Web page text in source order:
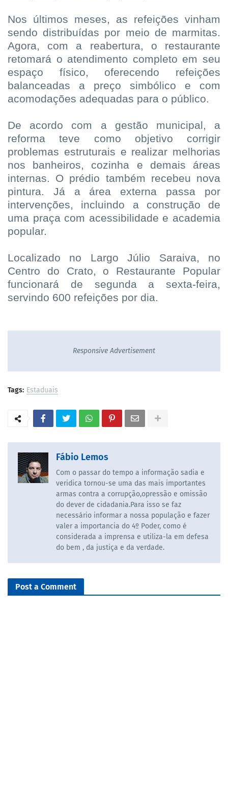
Nos últimos meses, as refeições vinham
sendo distribuídas por meio de marmitas.
Agora, com a reabertura, o restaurante
retomará o atendimento completo em seu
espaço físico, oferecendo refeições
balanceadas a preço simbólico e com
acomodações adequadas para o público.
De acordo com a gestão municipal, a
reforma teve como objetivo corrigir
problemas estruturais e realizar melhorias
nos banheiros, cozinha e demais áreas
internas. O prédio também recebeu nova
pintura. Já a área externa passa por
intervenções, incluindo a construção de
uma praça com acessibilidade e academia
popular.
Localizado no Largo Júlio Saraiva, no
Centro do Crato, o Restaurante Popular
funcionará de segunda a sexta-feira,
servindo 600 refeições por dia.
Responsive Advertisement
Tags: Estaduais
Fábio Lemos
Com o passar do tempo a informação sadia e
veridica tornou-se uma das mais importantes
armas contra a corrupção,opressão e omissão
do dever de cidadania.Para isso se faz
necessário informar a nossa população e fazer
valer a importancia do 4º Poder, como é
considerada a imprensa e utiliza-la em defesa
do bem , da justiça e da verdade.
Post a Comment